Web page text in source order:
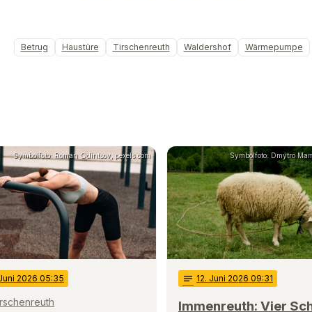
Betrug Haustüre Tirschenreuth Waldershof Wärmepumpe
Symbolfoto: Roman Odintsov, pexels.com
2026 05:35
Symbolfoto: Dmytro
notes 12. Juni 2026 09:31
Immenreuth: Vier